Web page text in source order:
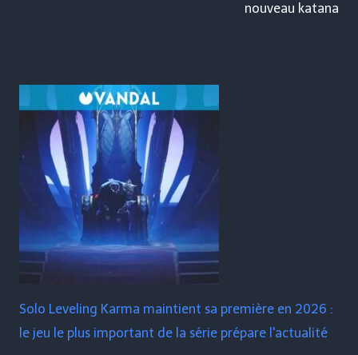
nouveau katana
Solo Leveling Karma maintient sa première en 2026 :
le jeu le plus important de la série prépare l'actualité